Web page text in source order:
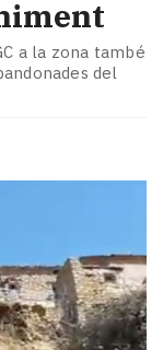
a la zona també
del